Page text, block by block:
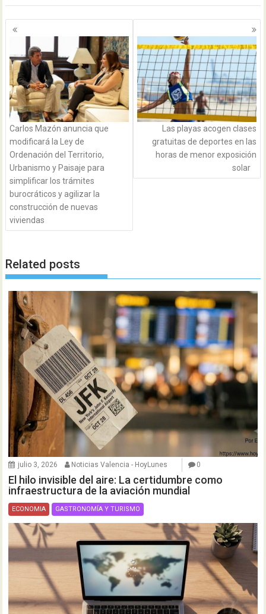
Navegación
entradas
Carlos Mazón anuncia que
modificará la Ley de
Ordenación del Territorio,
Urbanismo y Paisaje para
simplificar los trámites
burocráticos y agilizar la
construcción de nuevas
viviendas
Las playas acogen clases
gratuitas de deportes en las
horas de menor exposición
solar
Related posts
julio 3, 2026 Noticias Valencia - HoyLunes 0
El hilo invisible del aire: La certidumbre como
infraestructura de la aviación mundial
ECONOMIA GASTRONOMÍA Y TURISMO